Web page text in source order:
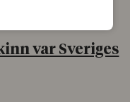
var Sveriges